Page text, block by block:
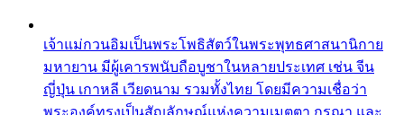
เจ้าแม่กวนอิมเป็นพระโพธิสัตว์ในพระพุทธศาสนานิกาย
มหายาน มีผู้เคารพนับถือบูชาในหลายประเทศ เช่น จีน
ญี่ปุ่น เกาหลี เวียดนาม รวมทั้งไทย โดยมีความเชื่อว่า
พระองค์ทรงเป็นสัญลักษณ์แห่งความเมตตา กรุณา และ